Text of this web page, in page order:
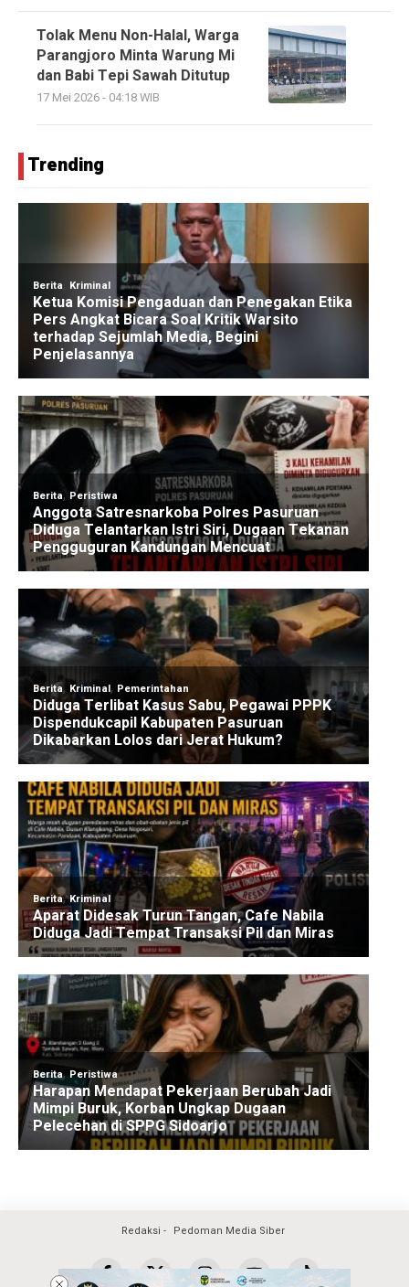
Tolak Menu Non-Halal, Warga
Parangjoro Minta Warung Mi
dan Babi Tepi Sawah Ditutup
17 Mei 2026 - 04:18 WIB
Trending
Redaksi Pedoman Media Siber